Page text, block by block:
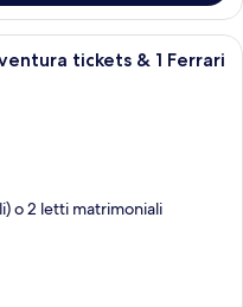
stanza con due letti, una sedia
tickets & 1 Ferrari
o 2 letti matrimoniali